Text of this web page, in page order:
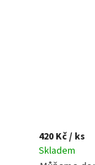
420 Kč/ ks
Skladem